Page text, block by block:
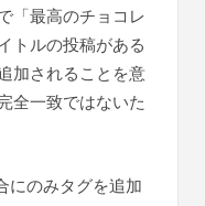
「最高のチョコレ
トルの投稿がある
加されることを意
全一致ではないた
にのみタグを追加